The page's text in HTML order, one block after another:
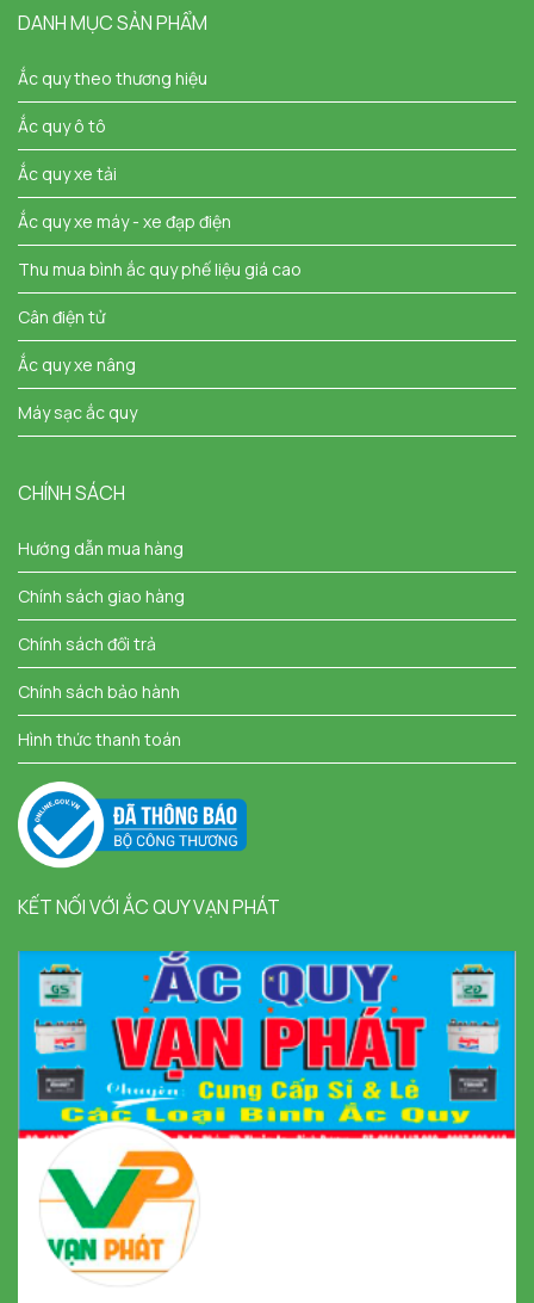
DANH MỤC SẢN PHẨM
Ắc quy theo thương hiệu
Ắc quy ô tô
Ắc quy xe tải
Ắc quy xe máy - xe đạp điện
Thu mua bình ắc quy phế liệu giá cao
Cân điện tử
Ắc quy xe nâng
Máy sạc ắc quy
CHÍNH SÁCH
Hướng dẫn mua hàng
Chính sách giao hàng
Chính sách đổi trả
Chính sách bảo hành
Hình thức thanh toán
KẾT NỐI VỚI ẮC QUY VẠN PHÁT